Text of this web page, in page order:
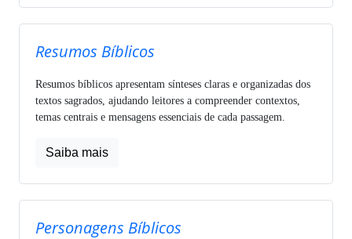
Resumos Bíblicos
Resumos bíblicos apresentam sínteses claras e organizadas dos
textos sagrados, ajudando leitores a compreender contextos,
temas centrais e mensagens essenciais de cada passagem.
Saiba mais
Personagens Bíblicos